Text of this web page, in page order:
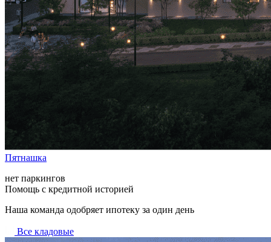
Пятнашка
нет паркингов
Помощь с кредитной историей
Наша команда одобряет ипотеку за один день
Все кладовые